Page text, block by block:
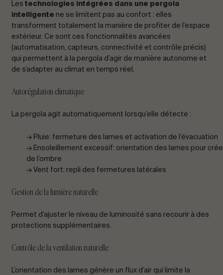
Les technologies intégrées dans une pergola
intelligente ne se limitent pas au confort : elles
transforment totalement la manière de profiter de l’espace
extérieur. Ce sont ces fonctionnalités avancées
(automatisation, capteurs, connectivité et contrôle précis)
qui permettent à la pergola d’agir de manière autonome et
de s’adapter au climat en temps réel.
Autorégulation climatique
La pergola agit automatiquement lorsqu’elle détecte :
→ Pluie: fermeture des lames et activation de l’évacuation
→ Ensoleillement excessif: orientation des lames pour
de l’ombre
→ Vent fort: repli des fermetures latérales
Gestion de la lumière naturelle
Permet d’ajuster le niveau de luminosité sans recourir à des
protections supplémentaires.
Contrôle de la ventilation naturelle
L’orientation des lames génère un flux d’air qui limite la